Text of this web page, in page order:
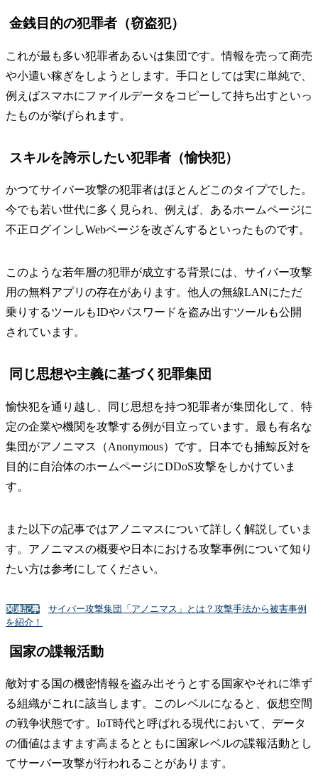
金銭目的の犯罪者（窃盗犯）
これが最も多い犯罪者あるいは集団です。情報を売って商売
や小遣い稼ぎをしようとします。手口としては実に単純で、
例えばスマホにファイルデータをコピーして持ち出すといっ
たものが挙げられます。
スキルを誇示したい犯罪者（愉快犯）
かつてサイバー攻撃の犯罪者はほとんどこのタイプでした。
今でも若い世代に多く見られ、例えば、あるホームページに
不正ログインしWebページを改ざんするといったものです。
このような若年層の犯罪が成立する背景には、サイバー攻撃
用の無料アプリの存在があります。他人の無線LANにただ
乗りするツールもIDやパスワードを盗み出すツールも公開
されています。
同じ思想や主義に基づく犯罪集団
愉快犯を通り越し、同じ思想を持つ犯罪者が集団化して、特
定の企業や機関を攻撃する例が目立っています。最も有名な
集団がアノニマス（Anonymous）です。日本でも捕鯨反対を
目的に自治体のホームページにDDoS攻撃をしかけていま
す。
また以下の記事ではアノニマスについて詳しく解説していま
す。アノニマスの概要や日本における攻撃事例について知り
たい方は参考にしてください。
関連記事
サイバー攻撃集団「アノニマス」とは？攻撃手法から被害事例
を紹介！
国家の諜報活動
敵対する国の機密情報を盗み出そうとする国家やそれに準ず
る組織がこれに該当します。このレベルになると、仮想空間
の戦争状態です。IoT時代と呼ばれる現代において、データ
の価値はますます高まるとともに国家レベルの諜報活動とし
てサーバー攻撃が行われることがあります。